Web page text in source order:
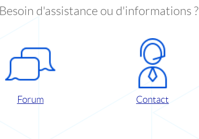
Besoin d'assistance ou d'informations ?
Forum Contact